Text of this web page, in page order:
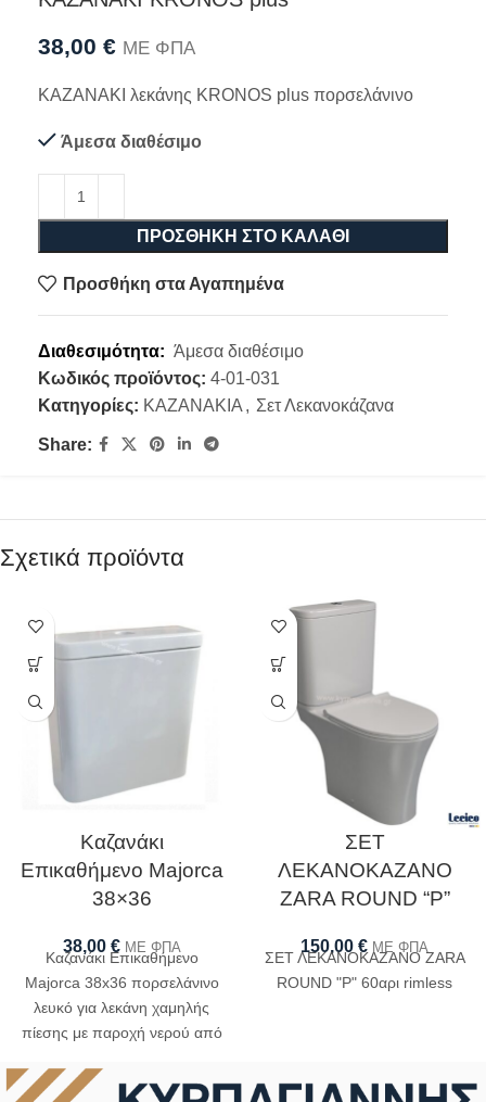
38,00 € ΜΕ ΦΠΑ
ΚΑΖΑΝΑΚΙ λεκάνης KRONOS plus πορσελάνινο
Άμεσα διαθέσιμο
ΠΡΟΣΘΉΚΗ ΣΤΟ ΚΑΛΆΘΙ
Προσθήκη στα Αγαπημένα
Διαθεσιμότητα: Άμεσα διαθέσιμο
Κωδικός προϊόντος: 4-01-031
Κατηγορίες: ΚΑΖΑΝΑΚΙΑ, Σετ Λεκανοκάζανα
Share:
Σχετικά προϊόντα
Καζανάκι
Επικαθήμενο Majorca
38×36
38,00 € ΜΕ ΦΠΑ
Καζανάκι Επικαθήμενο
Majorca 38x36 πορσελάνινο
λευκό για λεκάνη χαμηλής
πίεσης με παροχή νερού από
ΣΕΤ
ΛΕΚΑΝΟΚΑΖΑΝΟ
ZARA ROUND “P”
150,00 € ΜΕ ΦΠΑ
ΣΕΤ ΛΕΚΑΝΟΚΑΖΑΝΟ ZARA
ROUND "P" 60αρι rimless